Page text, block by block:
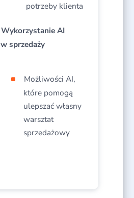
potrzeby klienta​
Wykorzystanie AI
w sprzedaży
Możliwości AI,
które pomogą
ulepszać własny
warsztat
sprzedażowy​